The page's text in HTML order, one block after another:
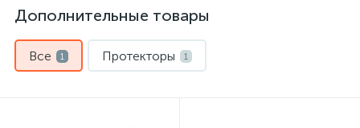
Дополнительные товары
Все 1 Протекторы 1